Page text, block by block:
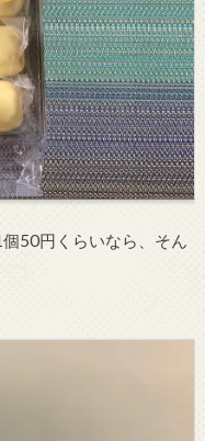
50円くらいなら、そん